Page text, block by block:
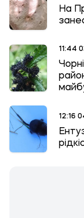
На
11:44
12:16